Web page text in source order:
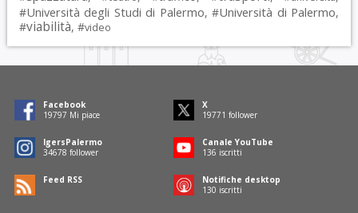
#Università degli Studi di Palermo, #Università di Palermo,
#viabilità, #video
Facebook
19797 Mi piace
X
19771 follower
IgersPalermo
34678 follower
Canale YouTube
136 iscritti
Feed RSS
Notifiche desktop
130 iscritti